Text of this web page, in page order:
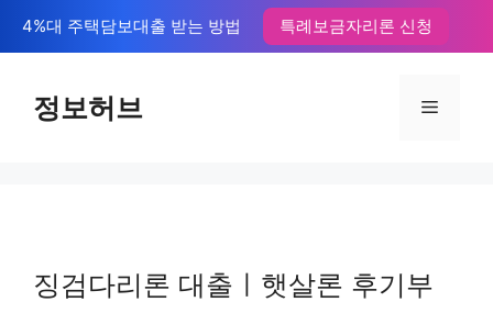
텐
4%대 주택담보대출 받는 방법 특례보금자리론 신청
정보허브 메
징검다리론 대출ㅣ햇살론 후기부